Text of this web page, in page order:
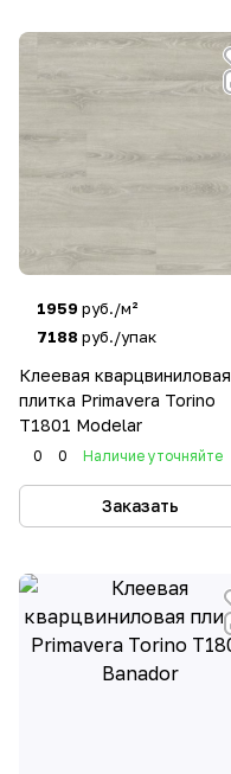
1959 руб./м²
7188 руб./упак
Клеевая кварцвиниловая
плитка Primavera Torino
T1801 Modelar
0 0 Наличие уточняйте
Заказать